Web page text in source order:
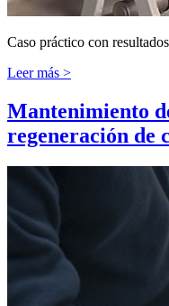
Caso práctico con
Leer más >
Mantenimiento
regeneración de